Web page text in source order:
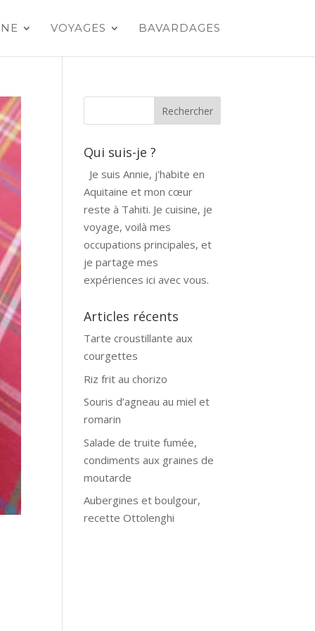
VOYAGES BAVARDAGES
Qui suis-je ?
Je suis Annie, j'habite en
Aquitaine et mon cœur
reste à Tahiti. Je cuisine, je
voyage, voilà mes
occupations principales, et
je partage mes
expériences ici avec vous.
Articles récents
Tarte croustillante aux
courgettes
Riz frit au chorizo
Souris d’agneau au miel et
romarin
Salade de truite fumée,
condiments aux graines de
moutarde
Aubergines et boulgour,
recette Ottolenghi